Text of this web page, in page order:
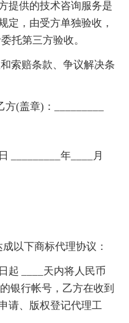
提供的技术咨询服务是
定，由受方单独验收，
托第三方验收。
索赔条款、争议解决条
(盖章)：_________
_________年____月
以下商标代理协议：
起 ____天内将人民币
银行帐号，乙方在收到
请、版权登记代理工